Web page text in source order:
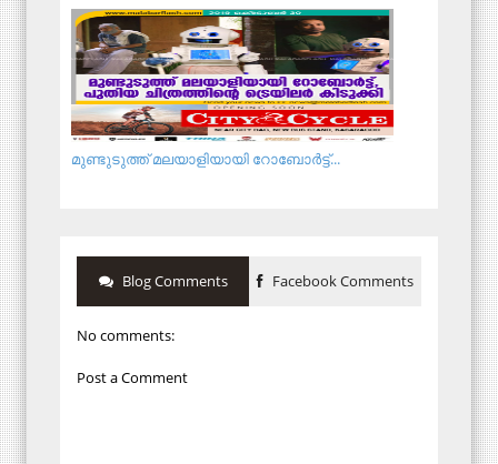
മുണ്ടുടുത്ത് മലയാളിയായി റോബോര്‍ട്ട്...
Blog Comments Facebook Comments
No comments:
Post a Comment